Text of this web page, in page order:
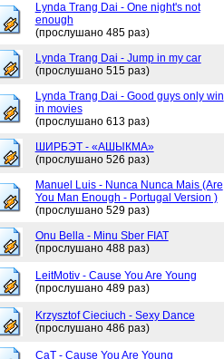
Lynda Trang Dai - One night's not
enough
(прослушано 485 раз)
Lynda Trang Dai - Jump in my car
(прослушано 515 раз)
Lynda Trang Dai - Good guys only win
in movies
(прослушано 613 раз)
ШИРБЭТ - «АШЫКМА»
(прослушано 526 раз)
Manuel Luis - Nunca Nunca Mais (Are
You Man Enough - Portugal Version )
(прослушано 529 раз)
Onu Bella - Minu Sber FIAT
(прослушано 488 раз)
LeitMotiv - Cause You Are Young
(прослушано 489 раз)
Krzysztof Cieciuch - Sexy Dance
(прослушано 486 раз)
CaT - Cause You Are Young